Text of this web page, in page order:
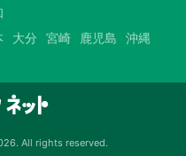
大分 宮崎 鹿児島 沖縄
All rights reserved.